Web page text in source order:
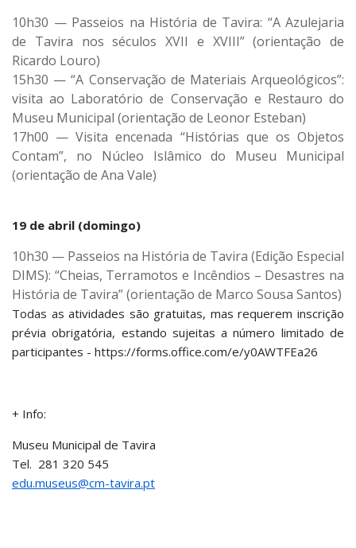
10h30 — Passeios na História de Tavira: “A Azulejaria
de Tavira nos séculos XVII e XVIII” (orientação de
Ricardo Louro)
15h30 — “A Conservação de Materiais Arqueológicos”:
visita ao Laboratório de Conservação e Restauro do
Museu Municipal (orientação de Leonor Esteban)
17h00 — Visita encenada “Histórias que os Objetos
Contam”, no Núcleo Islâmico do Museu Municipal
(orientação de Ana Vale)
19 de abril (domingo)
10h30 — Passeios na História de Tavira (Edição Especial
DIMS): “Cheias, Terramotos e Incêndios – Desastres na
História de Tavira” (orientação de Marco Sousa Santos)
Todas as atividades são gratuitas, mas requerem inscrição
prévia obrigatória, estando sujeitas a número limitado de
participantes - https://forms.office.com/e/y0AWTFEa26
+ Info:
Museu Municipal de Tavira
Tel. 281 320 545
edu.museus@cm-tavira.pt